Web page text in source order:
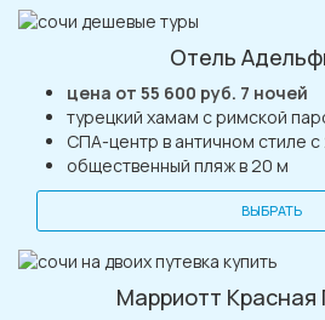
Отель
цена от 55 600 руб. 7 ночей
турецкий хамам с римской
СПА-центр в античном стиле
общественный пляж в 20 м
ВЫБРАТЬ
Марриотт Красная